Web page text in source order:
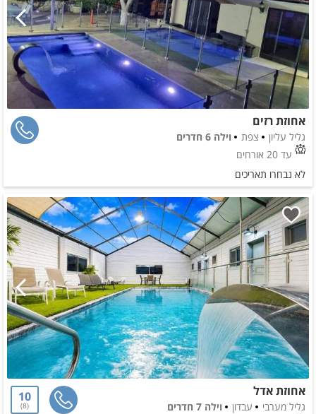
אחוזת רזים
גליל עליון צפת
וילה 6 חדרים
עד 20 אורחים
לא נבחרו תאריכים
אחוזת אדל
גליל מערבי עבדון
וילה 7 חדרים
10
8